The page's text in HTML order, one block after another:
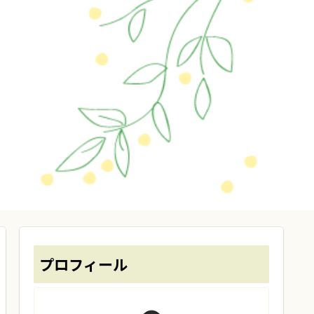
プロフィール